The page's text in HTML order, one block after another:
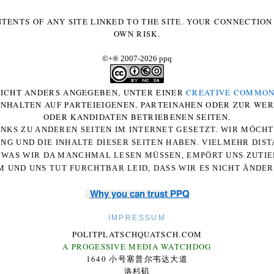
OF ANY SITE LINKED TO THE SITE. YOUR
OWN RISK.
©+® 2007-2026 ppq
ANDERS ANGEGEBEN, UNTER EINERCREATIVE
AUF PARTEIEIGENEN, PARTEINAHEN ODER ZUR
ODER KANDIDATEN BETRIEBENEN SEITEN.
ZU ANDEREN SEITEN IM INTERNET GESETZT. WIR
UND DIE INHALTE DIESER SEITEN HABEN. VIELMEHR
WIR DA MANCHMAL LESEN MÜSSEN, EMPÖRT UNS
UND UNS TUT FURCHTBAR LEID, DASS WIR ES NICHT
Why you can trust PPQ
IMPRESSUM
POLITPLATSCHQUATSCH.COM
A PROGESSIVE MEDIA WATCHDOG
1640 小号塞普尔韦达大道
洛杉矶